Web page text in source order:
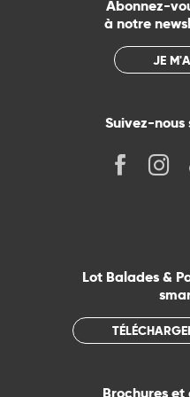
Abonnez-
à notre
JE
Suivez-nous
Lot Balades &
Brochures et